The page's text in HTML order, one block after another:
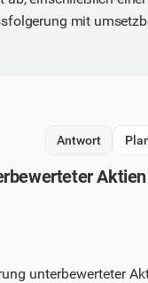
mit
Antwort
unterbewerteter